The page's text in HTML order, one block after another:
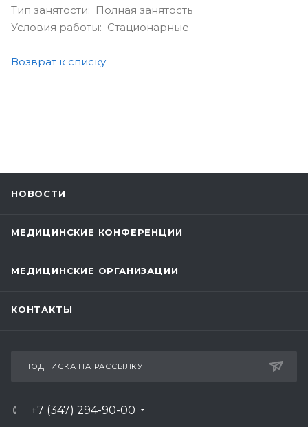
Тип занятости: Полная занятость
Условия работы: Стационарные
Возврат к списку
НОВОСТИ
МЕДИЦИНСКИЕ КОНФЕРЕНЦИИ
МЕДИЦИНСКИЕ ОРГАНИЗАЦИИ
КОНТАКТЫ
ПОДПИСКА НА РАССЫЛКУ
+7 (347) 294-90-00